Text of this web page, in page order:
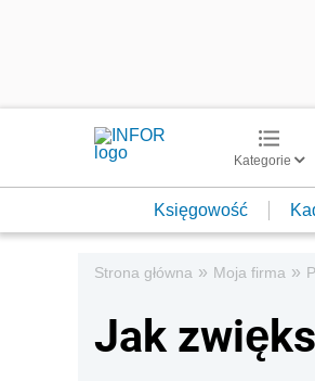
Kategorie
Księgowość
Strona główna » Moja firma »
Jak